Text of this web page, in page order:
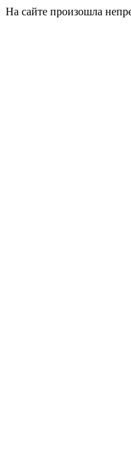
На сайте произошла